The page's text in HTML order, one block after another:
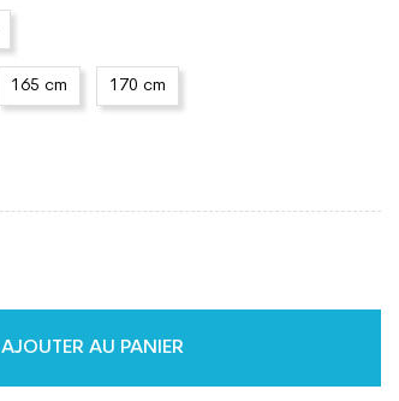
165 cm 170 cm
AJOUTER AU PANIER